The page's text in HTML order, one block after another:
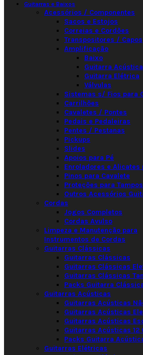
Guitarras e Baixos
Acessórios / Componentes
Sacos e Estojos
Correias e Cordões
Transpositores / Capos
Amplificação
Baixo
Guitarra Acústica
Guitarra Elétrica
Válvulas
Sistemas s/ Fios para
Carrilhões
Cavaletes / Pontes
Pedais e Pedaleiras
Pentes / Pestanas
Pickups
Slides
Apoios para Pé
Enroladores e Alicates
Pinos para Cavalete
Proteções para
Outros Acessórios
Cordas
Jogos Completos
Cordas Avulso
Limpeza e Manutenção para
Instrumentos de Cordas
Guitarras Clássicas
Guitarras Clássicas
Guitarras Clássicas
Guitarras Clássicas
Packs Guitarra
Guitarras Acústicas
Guitarras Acústicas
Guitarras Acústicas
Guitarras Acústicas
Guitarras Acústicas 12
Packs Guitarra
Guitarras Elétricas